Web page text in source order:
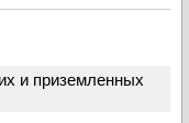
и приземленных